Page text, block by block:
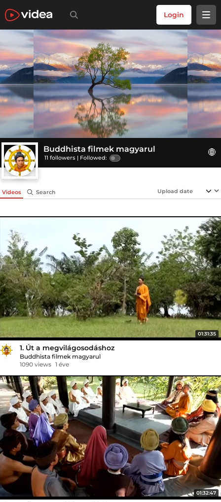
Login
Buddhista filmek magyarul
11 followers | Followed:
Videos Search
01:31:35
1. Út a megvilágosodáshoz
Buddhista filmek magyarul
1090 views 1 éve
01:32:47